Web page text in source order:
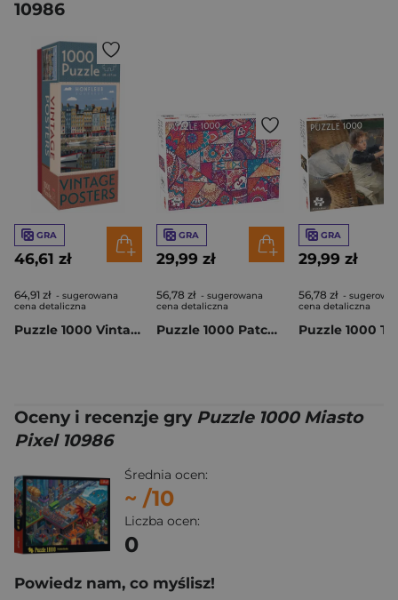
10986
GRA
46,61 zł
64,91 zł - sugerowana
cena detaliczna
Puzzle 1000 Vintage Posters Normandy 58296
GRA
29,99 zł
56,78 zł - sugerowana
cena detaliczna
Puzzle 1000 Patchwork Patterns 56631
GRA
29,99 zł
56,78 zł -
cena detaliczna
Oceny i recenzje gry Puzzle 1000 Miasto
Pixel 10986
Średnia ocen:
~ /10
Liczba ocen:
0
Powiedz nam, co myślisz!